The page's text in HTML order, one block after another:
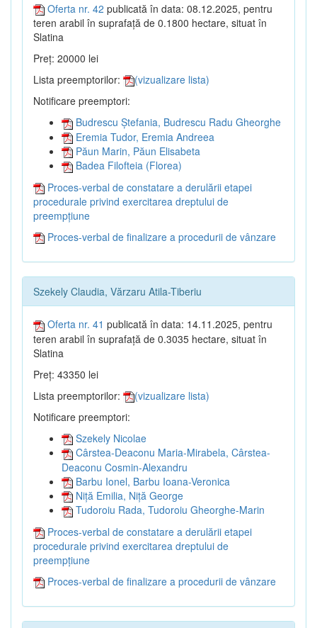
Oferta nr. 42 publicată în data: 08.12.2025, pentru
teren arabil în suprafață de 0.1800 hectare, situat în
Slatina
Preț: 20000 lei
Lista preemptorilor:
(vizualizare lista)
Notificare preemptori:
Budrescu Ștefania, Budrescu Radu Gheorghe
Eremia Tudor, Eremia Andreea
Păun Marin, Păun Elisabeta
Badea Filofteia (Florea)
Proces-verbal de constatare a derulării etapei
procedurale privind exercitarea dreptului de
preempțiune
Proces-verbal de finalizare a procedurii de vânzare
Szekely Claudia, Vărzaru Atila-Tiberiu
Oferta nr. 41 publicată în data: 14.11.2025, pentru
teren arabil în suprafață de 0.3035 hectare, situat în
Slatina
Preț: 43350 lei
Lista preemptorilor:
(vizualizare lista)
Notificare preemptori:
Szekely Nicolae
Cârstea-Deaconu Maria-Mirabela, Cârstea-
Deaconu Cosmin-Alexandru
Barbu Ionel, Barbu Ioana-Veronica
Niță Emilia, Niță George
Tudoroiu Rada, Tudoroiu Gheorghe-Marin
Proces-verbal de constatare a derulării etapei
procedurale privind exercitarea dreptului de
preempțiune
Proces-verbal de finalizare a procedurii de vânzare